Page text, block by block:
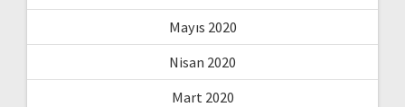
Mayıs 2020
Nisan 2020
Mart 2020